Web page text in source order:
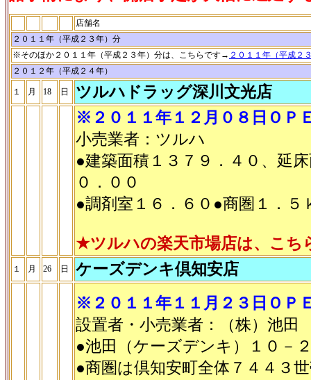
店舗名
２０１１年（平成２３年）分
※そのほか２０１１年（平成２３年）分は、こちらです→ ２０１１年（平成２
２０１２年（平成２４年）
１ 月 18 日
ツルハドラッグ深川文光店
※２０１１年１２月０８日ＯＰ
小売業者：ツルハ
●建築面積１３７９．４０、延
０．００
●調剤室１６．６０●商圏１．
★ツルハの楽天市場店は、こ
１ 月 26 日
ケーズデンキ倶知安店
※２０１１年１１月２３日ＯＰ
設置者・小売業者：（株）池田
●池田（ケーズデンキ）１０－
●商圏は倶知安町全体７４４３